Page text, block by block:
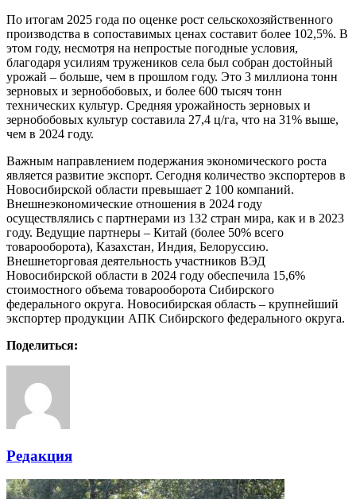
По итогам 2025 года по оценке рост сельскохозяйственного
производства в сопоставимых ценах составит более 102,5%. В
этом году, несмотря на непростые погодные условия,
благодаря усилиям тружеников села был собран достойный
урожай – больше, чем в прошлом году. Это 3 миллиона тонн
зерновых и зернобобовых, и более 600 тысяч тонн
технических культур. Средняя урожайность зерновых и
зернобобовых культур составила 27,4 ц/га, что на 31% выше,
чем в 2024 году.
Важным направлением подержания экономического роста
является развитие экспорт. Сегодня количество экспортеров в
Новосибирской области превышает 2 100 компаний.
Внешнеэкономические отношения в 2024 году
осуществлялись с партнерами из 132 стран мира, как и в 2023
году. Ведущие партнеры – Китай (более 50% всего
товарооборота), Казахстан, Индия, Белоруссию.
Внешнеторговая деятельность участников ВЭД
Новосибирской области в 2024 году обеспечила 15,6%
стоимостного объема товарооборота Сибирского
федерального округа. Новосибирская область – крупнейший
экспортер продукции АПК Сибирского федерального округа.
Поделиться:
Редакция